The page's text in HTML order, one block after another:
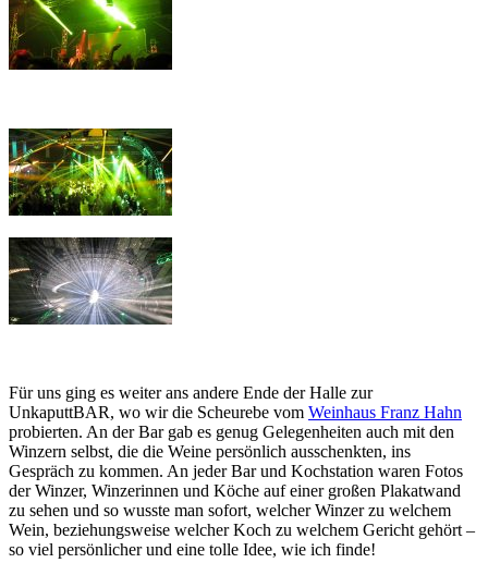
Für uns ging es weiter ans andere Ende der Halle zur
UnkaputtBAR, wo wir die Scheurebe vom Weinhaus Franz Hahn
probierten. An der Bar gab es genug Gelegenheiten auch mit den
Winzern selbst, die die Weine persönlich ausschenkten, ins
Gespräch zu kommen. An jeder Bar und Kochstation waren Fotos
der Winzer, Winzerinnen und Köche auf einer großen Plakatwand
zu sehen und so wusste man sofort, welcher Winzer zu welchem
Wein, beziehungsweise welcher Koch zu welchem Gericht gehört –
so viel persönlicher und eine tolle Idee, wie ich finde!